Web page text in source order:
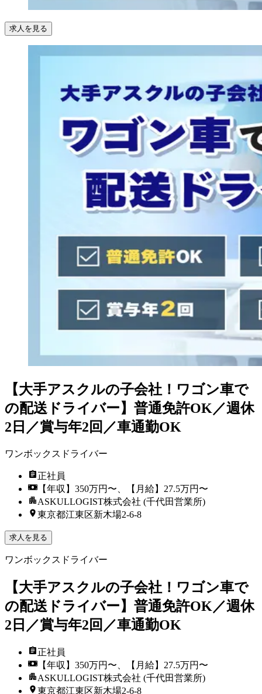
求人を見る
【大手アスクルの子会社！ワゴン車で
の配送ドライバー】普通免許OK／週休
2日／賞与年2回／車通勤OK
ワンボックスドライバー
正社員
【年収】350万円〜、【月給】27.5万円〜
ASKULLOGIST株式会社 (千代田営業所)
東京都江東区新木場2-6-8
求人を見る
ワンボックスドライバー
【大手アスクルの子会社！ワゴン車で
の配送ドライバー】普通免許OK／週休
2日／賞与年2回／車通勤OK
正社員
【年収】350万円〜、【月給】27.5万円〜
ASKULLOGIST株式会社 (千代田営業所)
東京都江東区新木場2-6-8